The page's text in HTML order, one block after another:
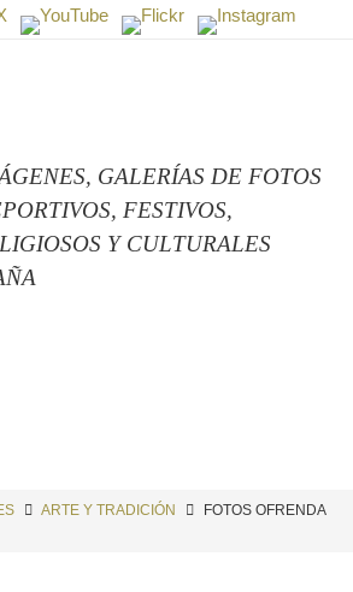
GALERÍAS DE FOTOS
FESTIVOS,
Y CULTURALES
ARTE Y TRADICIÓN
FOTOS OFRENDA